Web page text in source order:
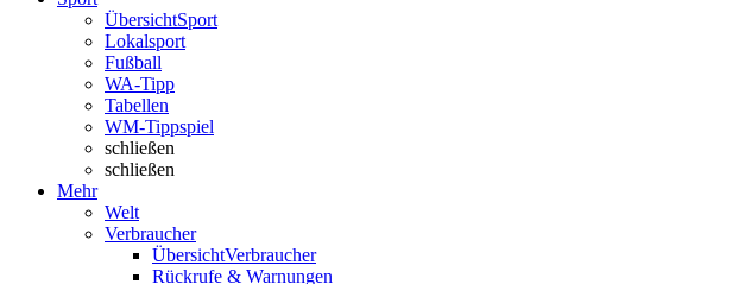
ÜbersichtSport
Lokalsport
Fußball
WA-Tipp
Tabellen
WM-Tippspiel
schließen
schließen
Mehr
Welt
Verbraucher
ÜbersichtVerbraucher
Rückrufe & Warnungen